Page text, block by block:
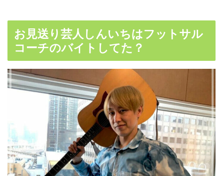
お見送り芸人しんいちはフットサル
コーチのバイトしてた？